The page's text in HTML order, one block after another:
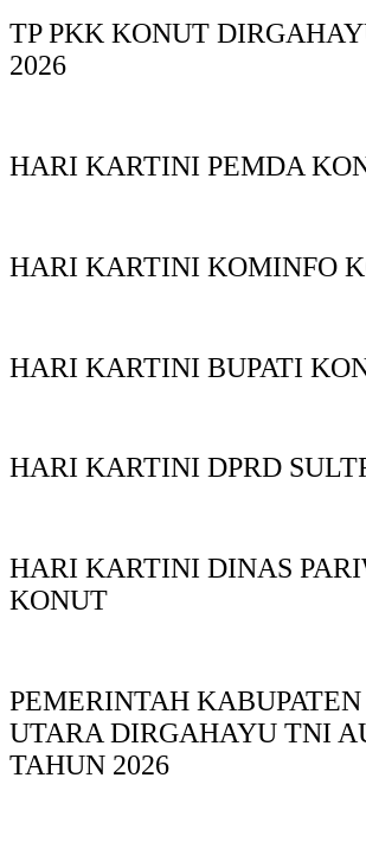
TP PKK KONUT
2026
HARI KARTINI PEMDA
HARI KARTINI KOMINFO
HARI KARTINI BUPATI
HARI KARTINI DPRD
HARI KARTINI DINAS
KONUT
PEMERINTAH
UTARA DIRGAHAYU TNI
TAHUN 2026